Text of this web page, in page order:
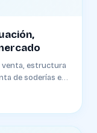
venta, estructura
de soderías en